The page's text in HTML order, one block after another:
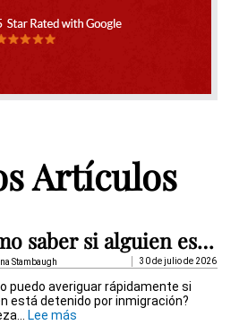
Artículos
Cómo saber si alguien está detenido por inmigración
Stambaugh 30 de julio de 2026
puedo averiguar rápidamente si
está detenido por inmigración?
Lee más: